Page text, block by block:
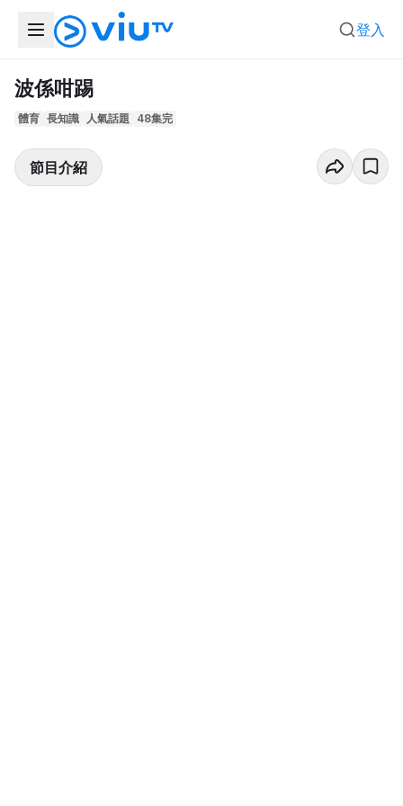
登入
波係咁踢
體育 長知識 人氣話題 48集完
節目介紹